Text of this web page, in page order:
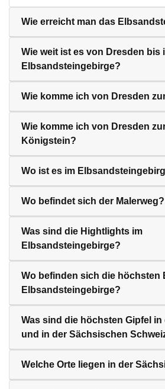
Wie erreicht man das
Wie weit ist es von Dresden bis
Elbsandsteingebirge?
Wie komme ich von Dresden
Wie komme ich von Dresden
Königstein?
Wo ist es im
Wo befindet sich der Malerweg?
Was sind die Hightlights im
Elbsandsteingebirge?
Wo befinden sich die höchsten
Elbsandsteingebirge?
Was sind die höchsten Gipfel
und in der Sächsischen
Welche Orte liegen in der